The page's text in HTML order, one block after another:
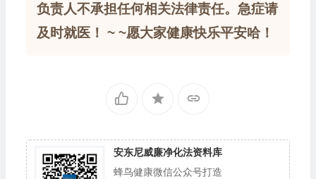
负责人不承担任何相关法律责任。急症请
及时就医！ ~ ~愿大家健康快乐平安哈！
安东尼威廉净化法资料库
蜂鸟健康微信公众号打造